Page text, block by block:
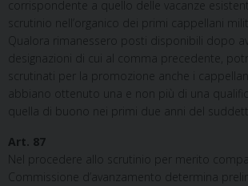
corrispondente a quello delle vacanze
scrutinio nell’organico dei primi cappellani
Qualora rimanessero posti disponibili dopo
designazioni di cui al comma precedente,
scrutinati per la promozione anche i
abbiano ottenuto una e non più di una
quella di buono nei primi due anni del
Art. 87
Nel procedere allo scrutinio per merito
Commissione d’avanzamento determina